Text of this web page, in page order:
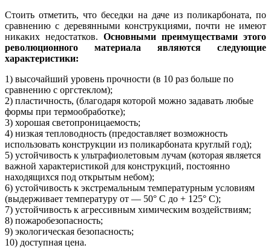
Стоить отметить, что беседки на даче из поликарбоната, по
сравнению с деревянными конструкциями, почти не имеют
никаких недостатков. Основными преимуществами этого
революционного материала являются следующие
характеристики:
1) высочайший уровень прочности (в 10 раз больше по
сравнению с оргстеклом);
2) пластичность, (благодаря которой можно задавать любые
формы при термообработке);
3) хорошая светопроницаемость;
4) низкая тепловодность (предоставляет возможность
использовать конструкции из поликарбоната круглый год);
5) устойчивость к ультрафиолетовым лучам (которая является
важной характеристикой для конструкций, постоянно
находящихся под открытым небом);
6) устойчивость к экстремальным температурным условиям
(выдерживает температуру от — 50° C до + 125° C);
7) устойчивость к агрессивным химическим воздействиям;
8) пожаробезопасность;
9) экологическая безопасность;
10) доступная цена.